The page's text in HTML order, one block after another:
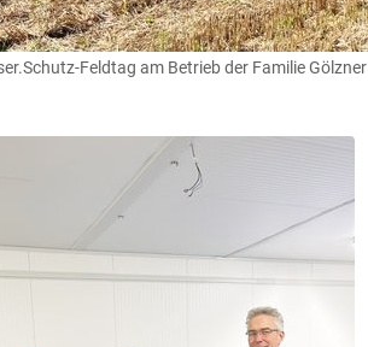
Feldtag am Betrieb der Familie Gölzner